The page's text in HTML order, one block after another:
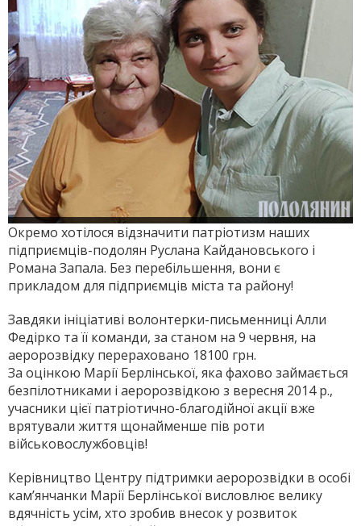
Окремо хотілося відзначити патріотизм наших
підприємців-подолян Руслана Кайдановського і
Романа Запала. Без перебільшення, вони є
прикладом для підприємців міста та району!
Завдяки ініціативі волонтерки-письменниці Алли
Федірко та її команди, за станом на 9 червня, на
аеророзвід­ку перераховано 18100 грн.
За оцінкою Марії Берлінської, яка фахово займається
безпілотниками і аеророзвідкою з вересня 2014 р.,
учасники цієї патріотично-благодійної акції вже
врятували життя щонаймен­ше пів роти
військовослужбовців!
Керівництво Центру підтримки аеророзвідки в особі
кам’янчанки Марії Берлінської висловлює велику
вдячність усім, хто зробив внесок у розвиток